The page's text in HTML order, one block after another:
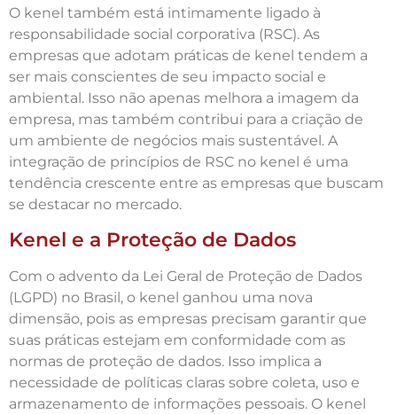
O kenel também está intimamente ligado à
responsabilidade social corporativa (RSC). As
empresas que adotam práticas de kenel tendem a
ser mais conscientes de seu impacto social e
ambiental. Isso não apenas melhora a imagem da
empresa, mas também contribui para a criação de
um ambiente de negócios mais sustentável. A
integração de princípios de RSC no kenel é uma
tendência crescente entre as empresas que buscam
se destacar no mercado.
Kenel e a Proteção de Dados
Com o advento da Lei Geral de Proteção de Dados
(LGPD) no Brasil, o kenel ganhou uma nova
dimensão, pois as empresas precisam garantir que
suas práticas estejam em conformidade com as
normas de proteção de dados. Isso implica a
necessidade de políticas claras sobre coleta, uso e
armazenamento de informações pessoais. O kenel